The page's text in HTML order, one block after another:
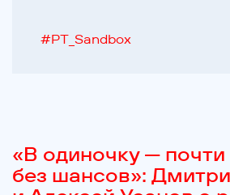
#PT_Sandbox
«В одиночку — почти
без шансов»: